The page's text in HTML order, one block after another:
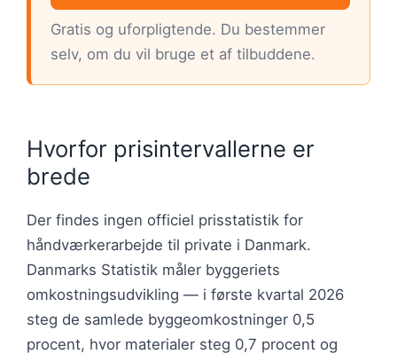
Gratis og uforpligtende. Du bestemmer
selv, om du vil bruge et af tilbuddene.
Hvorfor prisintervallerne er
brede
Der findes ingen officiel prisstatistik for
håndværkerarbejde til private i Danmark.
Danmarks Statistik måler byggeriets
omkostningsudvikling — i første kvartal 2026
steg de samlede byggeomkostninger 0,5
procent, hvor materialer steg 0,7 procent og